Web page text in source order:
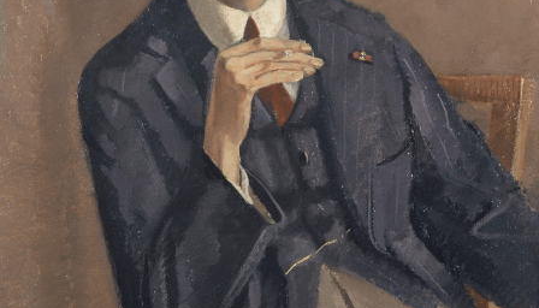
Deyssel en Dirk Coster. Deze laatste schijnt de
schilder de deur te hebben gewezen toen hij zijn
portret zag, om hem vanuit de verte toe te roepen:
‘Ik vind tòch wel, dat ’t wat lijkt.”’
Toch is het goed gekomen tussen de twee. Toen
Coster in 1956 overleed, was het Verwey die
tijdens de begrafenis namens Costers Haarlemse
vrienden het woord voerde.